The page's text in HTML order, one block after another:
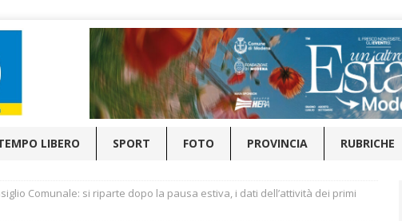
LIBERO SPORT FOTO PROVINCIA RUBRICHE
Comunale: si riparte dopo la pausa estiva, i dati dell’attività dei primi